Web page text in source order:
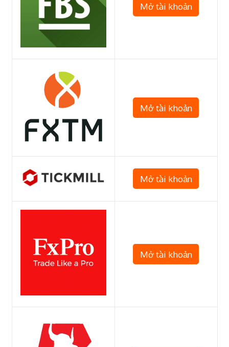
Mở tài khoản
Mở tài khoản
Mở tài khoản
Mở tài khoản